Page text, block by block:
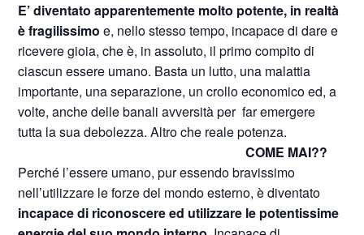
E’ diventato apparentemente molto potente, in realtà
è fragilissimoe, nello stesso tempo, incapace di dare e
ricevere gioia, che è, in assoluto, il primo compito di
ciascun essere umano. Basta un lutto, una malattia
importante, una separazione, un crollo economico ed, a
volte, anche delle banali avversità per far emergere
tutta la sua debolezza. Altro che reale potenza.
COME MAI??
Perché l’essere umano, pur essendo bravissimo
nell’utilizzare le forze del mondo esterno, è diventato
incapace di riconoscere ed utilizzare le potentissime